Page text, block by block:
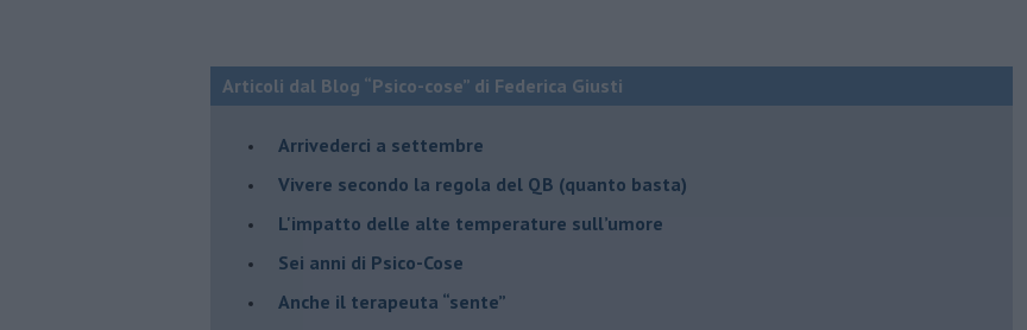
Articoli dal Blog “Psico-cose” di Federica Giusti
​Arrivederci a settembre
​Vivere secondo la regola del QB (quanto basta)
​L'impatto delle alte temperature sull’umore
Sei anni di Psico-Cose
​Anche il terapeuta “sente”